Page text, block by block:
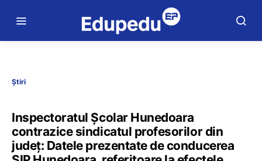
Știri
Inspectoratul Școlar Hunedoara
contrazice sindicatul profesorilor din
județ: Datele prezentate de conducerea